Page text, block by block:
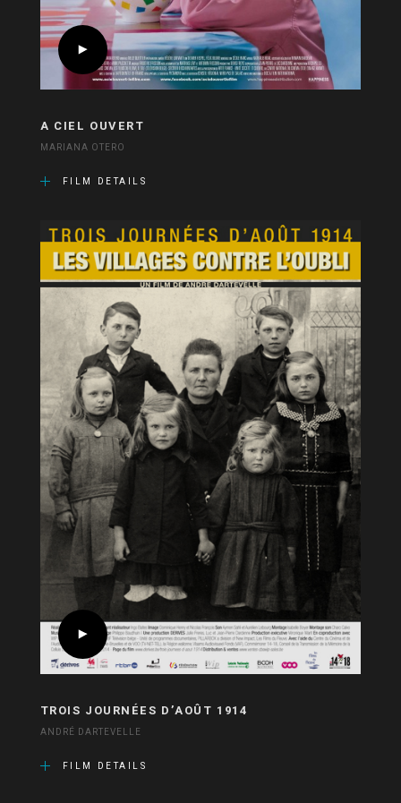
A CIEL OUVERT
MARIANA OTERO
FILM DETAILS
TROIS JOURNÉES D’AOÛT 1914
ANDRÉ DARTEVELLE
FILM DETAILS